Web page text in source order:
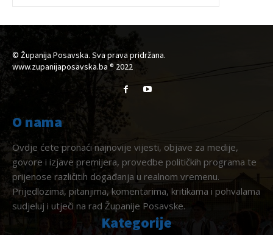
© Županija Posavska. Sva prava pridržana.
www.zupanijaposavska.ba ® 2022
O nama
Ovdje ćete pronaći najnovije vijesti, objave za medije,
govore i izjave premijera, provedbe političkih programa te
prijenose različitih događanja u realnom vremenu.
Prijedlozima, pitanjima, komentarima, kritikama i pohvalama
sudjeluj i utječi na rad Županije Posavske.
Kategorije